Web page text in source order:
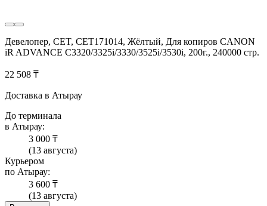
Девелопер, CET, CET171014, Жёлтый, Для копиров CANON
iR ADVANCE C3320/3325i/3330/3525i/3530i, 200г., 240000 стр.
22 508 ₸
Доставка в Атырау
До терминала
в Атырау:
3 000 ₸
(13 августа)
Курьером
по Атырау:
3 600 ₸
(13 августа)